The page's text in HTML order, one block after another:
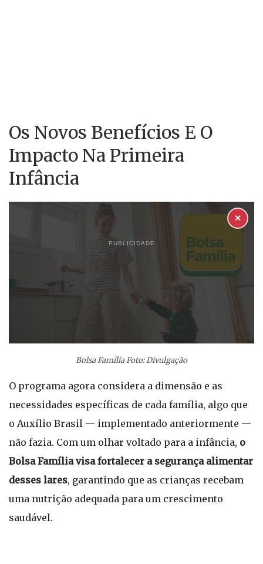
Os Novos Benefícios E O
Impacto Na Primeira
Infância
PUBLICIDADE
✕
Bolsa Família Foto: Divulgação
O programa agora considera a dimensão e as
necessidades específicas de cada família, algo que
o Auxílio Brasil — implementado anteriormente —
não fazia. Com um olhar voltado para a infância, o
Bolsa Família visa fortalecer a segurança alimentar
desses lares, garantindo que as crianças recebam
uma nutrição adequada para um crescimento
saudável.